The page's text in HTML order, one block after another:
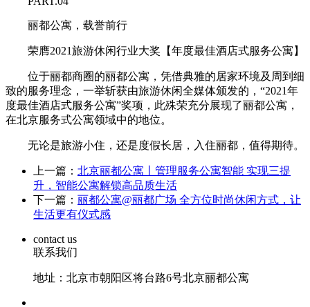
丽都公寓，载誉前行
荣膺2021旅游休闲行业大奖【年度最佳酒店式服务公寓】
位于丽都商圈的丽都公寓，凭借典雅的居家环境及周到细
致的服务理念，一举斩获由旅游休闲全媒体颁发的，“2021年
度最佳酒店式服务公寓”奖项，此殊荣充分展现了丽都公寓，
在北京服务式公寓领域中的地位。
无论是旅游小住，还是度假长居，入住丽都，值得期待。
上一篇： 北京丽都公寓丨管理服务公寓智能 实现三提
升，智能公寓解锁高品质生活
下一篇： 丽都公寓@丽都广场 全方位时尚休闲方式，让
生活更有仪式感
contact us
联系我们
地址：北京市朝阳区将台路6号北京丽都公寓